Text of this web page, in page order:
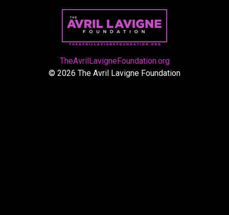
TheAvrilLavigneFoundation.org
© 2026 The Avril Lavigne Foundation